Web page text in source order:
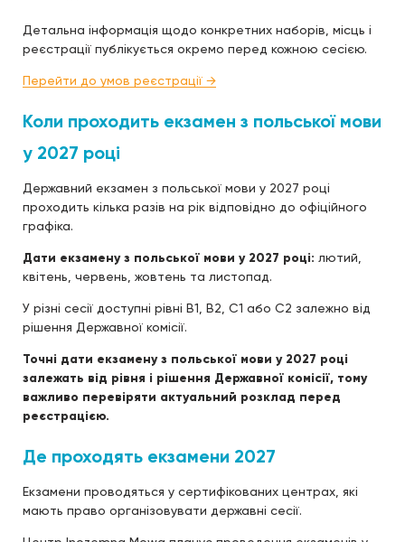
Детальна інформація щодо конкретних наборів, місць і
реєстрації публікується окремо перед кожною сесією.
Перейти до умов реєстрації →
Коли проходить екзамен з польської мови
у 2027 році
Державний екзамен з польської мови у 2027 році
проходить кілька разів на рік відповідно до офіційного
графіка.
Дати екзамену з польської мови у 2027 році: лютий,
квітень, червень, жовтень та листопад.
У різні сесії доступні рівні B1, B2, C1 або C2 залежно від
рішення Державної комісії.
Точні дати екзамену з польської мови у 2027 році
залежать від рівня і рішення Державної комісії, тому
важливо перевіряти актуальний розклад перед
реєстрацією.
Де проходять екзамени 2027
Екзамени проводяться у сертифікованих центрах, які
мають право організовувати державні сесії.